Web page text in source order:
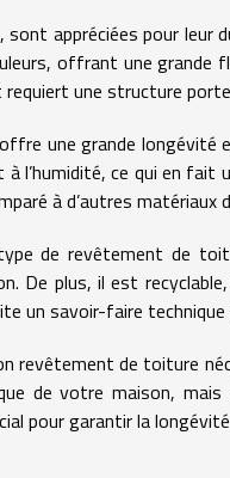
sont appréciées pour leur
offrant une grande
une structure
offre une grande
l’humidité, ce qui en fait
à d’autres matériaux
de revêtement de
De plus, il est
un savoir-faire technique
revêtement de toiture
de votre maison,
pour garantir la